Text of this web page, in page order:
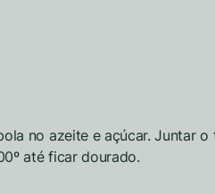
no azeite e açúcar. Juntar
até ficar dourado.